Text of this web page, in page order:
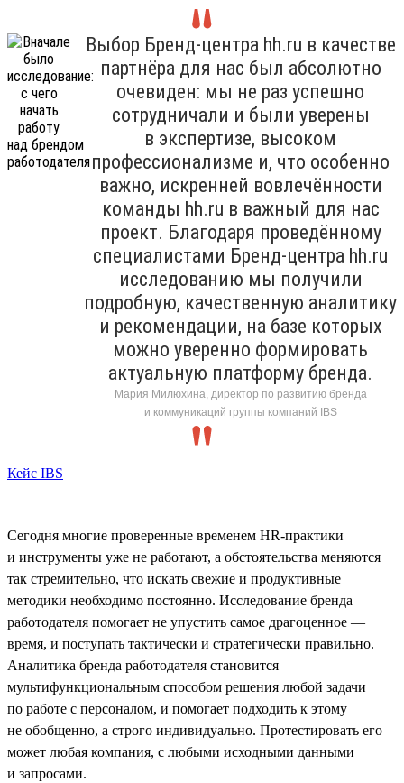
Выбор Бренд-центра hh.ru в качестве
партнёра для нас был абсолютно
очевиден: мы не раз успешно
сотрудничали и были уверены
в экспертизе, высоком
профессионализме и, что особенно
важно, искренней вовлечённости
команды hh.ru в важный для нас
проект. Благодаря проведённому
специалистами Бренд-центра hh.ru
исследованию мы получили
подробную, качественную аналитику
и рекомендации, на базе которых
можно уверенно формировать
актуальную платформу бренда.
Мария Милюхина, директор по развитию бренда
и коммуникаций группы компаний IBS
Кейс IBS
Сегодня многие проверенные временем HR-практики
и инструменты уже не работают, а обстоятельства меняются
так стремительно, что искать свежие и продуктивные
методики необходимо постоянно. Исследование бренда
работодателя помогает не упустить самое драгоценное —
время, и поступать тактически и стратегически правильно.
Аналитика бренда работодателя становится
мультифункциональным способом решения любой задачи
по работе с персоналом, и помогает подходить к этому
не обобщенно, а строго индивидуально. Протестировать его
может любая компания, с любыми исходными данными
и запросами.